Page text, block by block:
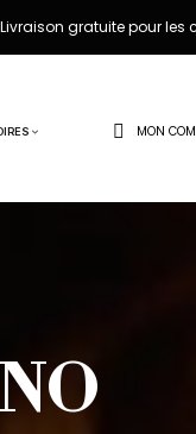
Livraison gratuite pour les
MON